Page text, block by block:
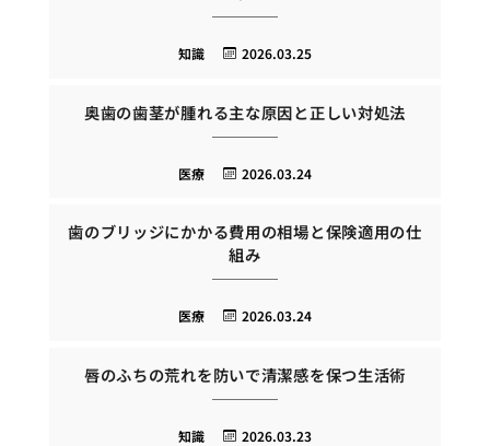
2026.03.25
知識
奥歯の歯茎が腫れる主な原因と正しい対処法
2026.03.24
医療
歯のブリッジにかかる費用の相場と保険適用の仕
組み
2026.03.24
医療
唇のふちの荒れを防いで清潔感を保つ生活術
2026.03.23
知識